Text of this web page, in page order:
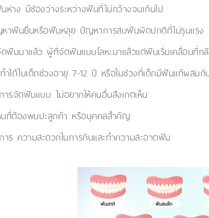
าง มีช่องว่างระหว่างฟันที่ไม่กว้างจนเกินไป
าฟันยื่นหรือฟันหลุย ปัญหาการสบฟันผิดปกติที่ไม่รุนแรง
ฟันมาแล้ว ผู้ที่จัดฟันแบบโลหะมาแล้วแต่ฟันเริ่มเคลื่อนที่ก
ำได้ในเด็กช่วงอายุ 7-12 ปี หรือในช่วงที่เด็กมีฟันแท้ผสม
รจัดฟันแบบ ไม่อยากให้คนอื่นสังเกตเห็น
ที่ต้องพบปะลูกค้า หรือบุคคลสำคัญ
ร ความสะดวกในการกินและทำความสะอาดฟัน